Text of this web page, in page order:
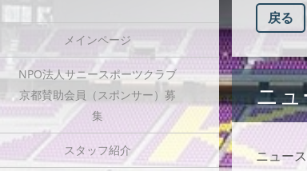
メインページ
NPO法人サニースポーツクラブ
京都賛助会員（スポンサー）募
集
スタッフ紹介
戻る
ニ
ニュー